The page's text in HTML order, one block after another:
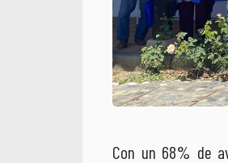
Con un 68% de